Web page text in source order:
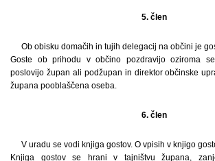
5. člen
Ob obisku domačih in tujih delegacij na občini je
Goste ob prihodu v občino pozdravijo oziroma
poslovijo župan ali podžupan in direktor občinske
župana pooblaščena oseba.
6. člen
V uradu se vodi knjiga gostov. O vpisih v knjigo
Knjiga gostov se hrani v tajništvu župana,